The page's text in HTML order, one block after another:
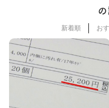
新着順 お